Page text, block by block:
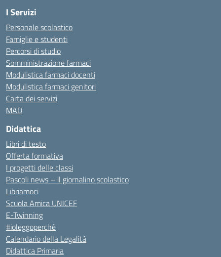
I Servizi
Personale scolastico
Famiglie e studenti
Percorsi di studio
Somministrazione farmaci
Modulistica farmaci docenti
Modulistica farmaci genitori
Carta dei servizi
MAD
Didattica
Libri di testo
Offerta formativa
I progetti delle classi
Pascoli news – il giornalino scolastico
Libriamoci
Scuola Amica UNICEF
E-Twinning
#ioleggoperchè
Calendario della Legalità
Didattica Primaria